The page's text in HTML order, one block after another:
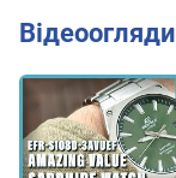
Відеоогляди